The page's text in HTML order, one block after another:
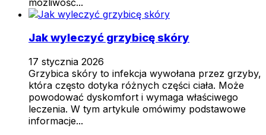
Jak wyleczyć grzybicę skóry
17 stycznia 2026
Grzybica skóry to infekcja wywołana przez grzyby,
która często dotyka różnych części ciała. Może
powodować dyskomfort i wymaga właściwego
leczenia. W tym artykule omówimy podstawowe
informacje...